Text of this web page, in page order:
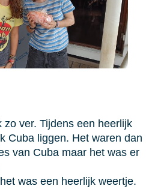
ver. Tijdens een heerlijk
Cuba liggen. Het waren dan
van Cuba maar het was er
was een heerlijk weertje.